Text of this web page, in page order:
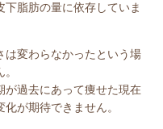
脂肪の量に依存していま
は変わらなかったという場
が過去にあって痩せた現在
が期待できません。